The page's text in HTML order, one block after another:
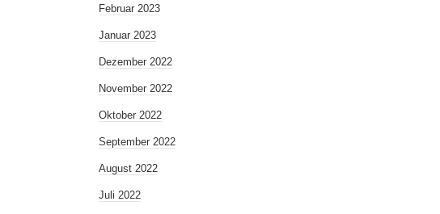
Februar 2023
Januar 2023
Dezember 2022
November 2022
Oktober 2022
September 2022
August 2022
Juli 2022